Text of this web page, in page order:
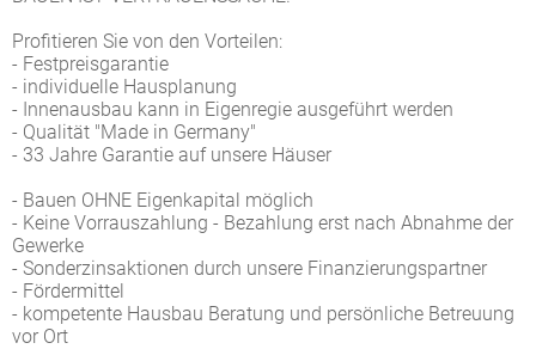
Profitieren Sie von den Vorteilen:
- Festpreisgarantie
- individuelle Hausplanung
- Innenausbau kann in Eigenregie ausgeführt werden
- Qualität "Made in Germany"
- 33 Jahre Garantie auf unsere Häuser
- Bauen OHNE Eigenkapital möglich
- Keine Vorrauszahlung - Bezahlung erst nach Abnahme der
Gewerke
- Sonderzinsaktionen durch unsere Finanzierungspartner
- Fördermittel
- kompetente Hausbau Beratung und persönliche Betreuung
vor Ort